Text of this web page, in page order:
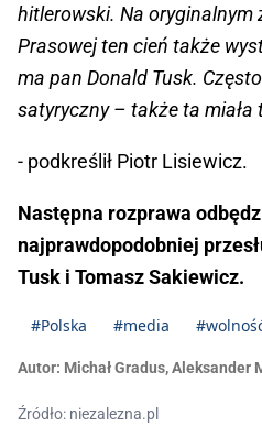
hitlerowski. Na oryginalnym
Prasowej ten cień także
ma pan Donald Tusk.
satyryczny – także ta miała
- podkreślił Piotr Lisiewicz.
Następna rozprawa
najprawdopodobniej
Tusk i Tomasz Sakiewicz.
#Polska #media
Autor: Michał Gradus,Aleksander
Źródło: niezalezna.pl